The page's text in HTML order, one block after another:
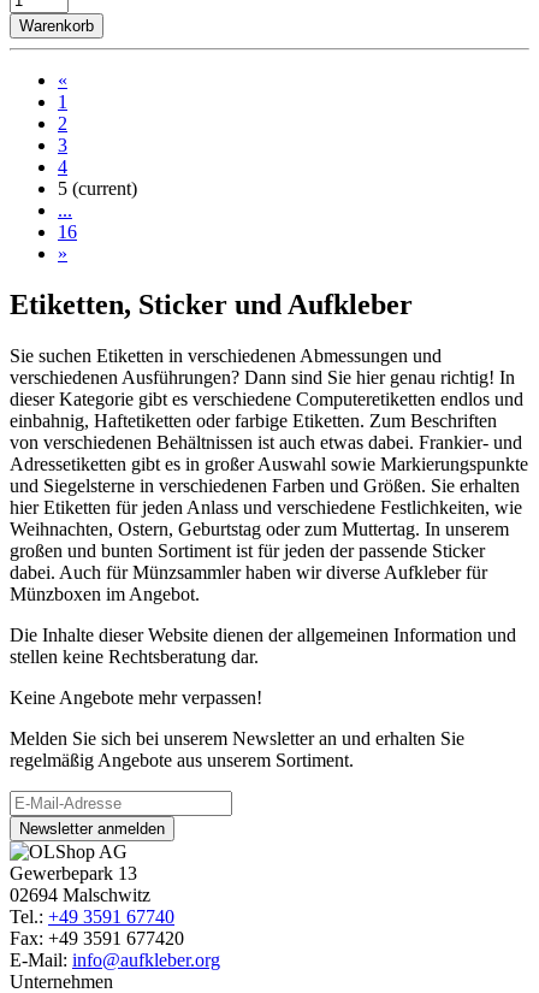
Warenkorb
«
1
2
3
4
5 (current)
...
16
»
Etiketten, Sticker und Aufkleber
Sie suchen Etiketten in verschiedenen Abmessungen und
verschiedenen Ausführungen? Dann sind Sie hier genau richtig! In
dieser Kategorie gibt es verschiedene Computeretiketten endlos und
einbahnig, Haftetiketten oder farbige Etiketten. Zum Beschriften
von verschiedenen Behältnissen ist auch etwas dabei. Frankier- und
Adressetiketten gibt es in großer Auswahl sowie Markierungspunkte
und Siegelsterne in verschiedenen Farben und Größen. Sie erhalten
hier Etiketten für jeden Anlass und verschiedene Festlichkeiten, wie
Weihnachten, Ostern, Geburtstag oder zum Muttertag. In unserem
großen und bunten Sortiment ist für jeden der passende Sticker
dabei. Auch für Münzsammler haben wir diverse Aufkleber für
Münzboxen im Angebot.
Die Inhalte dieser Website dienen der allgemeinen Information und
stellen keine Rechtsberatung dar.
Keine Angebote mehr verpassen!
Melden Sie sich bei unserem Newsletter an und erhalten Sie
regelmäßig Angebote aus unserem Sortiment.
Newsletter anmelden
Gewerbepark 13
02694 Malschwitz
Tel.: +49 3591 67740
Fax: +49 3591 677420
E-Mail: info@aufkleber.org
Unternehmen